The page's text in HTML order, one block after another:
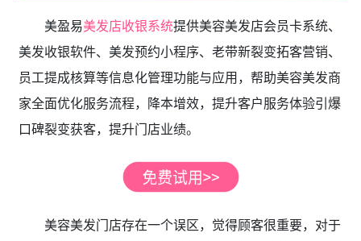
美盈易美发店收银系统提供美容美发店会员卡系统、
美发收银软件、美发预约小程序、老带新裂变拓客营销、
员工提成核算等信息化管理功能与应用，帮助美容美发商
家全面优化服务流程，降本增效，提升客户服务体验引爆
口碑裂变获客，提升门店业绩。
美容美发门店存在一个误区，觉得顾客很重要，对于